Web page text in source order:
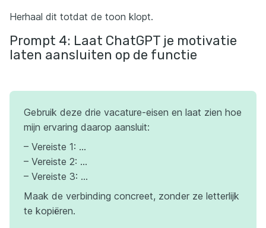
Herhaal dit totdat de toon klopt.
Prompt 4: Laat ChatGPT je motivatie
laten aansluiten op de functie
Gebruik deze drie vacature-eisen en laat zien hoe
mijn ervaring daarop aansluit:
– Vereiste 1: …
– Vereiste 2: …
– Vereiste 3: …
Maak de verbinding concreet, zonder ze letterlijk
te kopiëren.